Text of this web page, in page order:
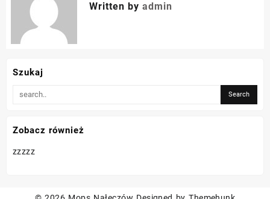
Written by admin
Szukaj
Zobacz również
zzzzz